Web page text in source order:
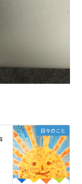
日々のこと